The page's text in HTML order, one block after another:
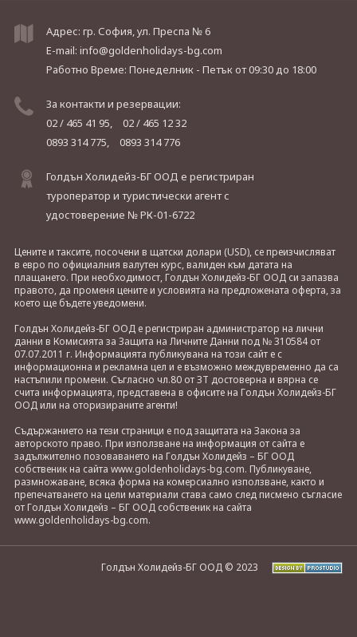
Адрес: гр. София, ул. Преспа № 6
E-mail: info@goldenholidays-bg.com
Работно Време: Понеделник - Петъкот 09:30 до 18:00
За контакти и резервации:
02 / 465 41 95,
02 / 465 12 32
0893 314 775,
0893 314 776
Голдън Холидейз-БГ ООД е регистриран
туроператор и туристически агент с
удостоверение № РК-01-6722
Цените и таксите, посочени в щатски долари (USD), се преизчисляват
в евро по официалния валутен курс, валиден към датата на
плащането. При необходимост, Голдън Холидейз-БГ ООД си запазва
правото, да променя цените и условията на предложената оферта, за
което ще бъдете уведомени.
Голдън Холидейз-БГ ООД е регистриран администратор на лични
данни в Комисията за Защита на Личните Данни под № 310584 от
07.07.2011 г. Информацията публикувана на този сайт е с
информационна и рекламна цел и е възможно междувременно да са
настъпили промени. Съгласно чл.80 от ЗТ достоверна и вярна се
счита информацията, представена в офисите на Голдън Холидейз-БГ
ООД или на оторизираните агенти!
Съдържанието на тези страници е под защитата на Закона за
авторското право. При използване на информация от сайта е
задължително позоваването на Голдън Холидейз – БГ ООД
собственик на сайта www.goldenholidays-bg.com. Публикуване,
размножаване, всяка форма на комерсиално използване, както и
препечатването на цели материали става само след писмено съгласие
от Голдън Холидейз – БГ ООД собственик на сайта
www.goldenholidays-bg.com.
Голдън Холидейз-БГ ООД © 2023